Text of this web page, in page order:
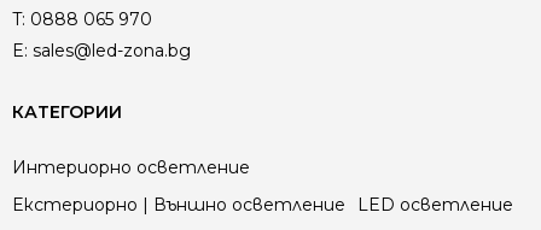
T: 0888 065 970
E: sales@led-zona.bg
КАТЕГОРИИ
Интериорно осветление
Екстериорно | Външно осветление
LED осветление